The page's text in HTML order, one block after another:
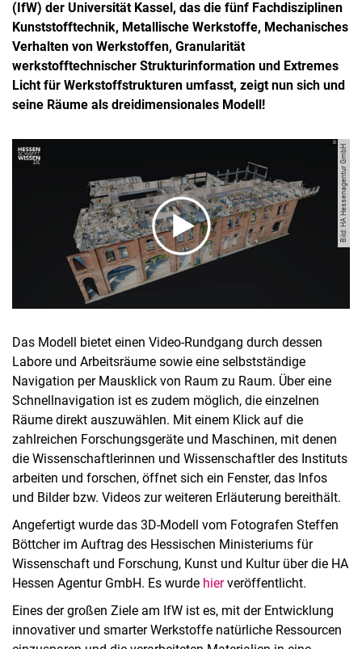
(IfW) der Universität Kassel, das die fünf Fachdisziplinen
Kunststofftechnik, Metallische Werkstoffe, Mechanisches
Verhalten von Werkstoffen, Granularität
werkstofftechnischer Strukturinformation und Extremes
Licht für Werkstoffstrukturen umfasst, zeigt nun sich und
seine Räume als dreidimensionales Modell!
Bild: HA Hessenagentur GmbH
Das Modell bietet einen Video-Rundgang durch dessen
Labore und Arbeitsräume sowie eine selbstständige
Navigation per Mausklick von Raum zu Raum. Über eine
Schnellnavigation ist es zudem möglich, die einzelnen
Räume direkt auszuwählen. Mit einem Klick auf die
zahlreichen Forschungsgeräte und Maschinen, mit denen
die Wissenschaftlerinnen und Wissenschaftler des Instituts
arbeiten und forschen, öffnet sich ein Fenster, das Infos
und Bilder bzw. Videos zur weiteren Erläuterung bereithält.
Angefertigt wurde das 3D-Modell vom Fotografen Steffen
Böttcher im Auftrag des Hessischen Ministeriums für
Wissenschaft und Forschung, Kunst und Kultur über die HA
Hessen Agentur GmbH. Es wurde hierveröffentlicht.
Eines der großen Ziele am IfW ist es, mit der Entwicklung
innovativer und smarter Werkstoffe natürliche Ressourcen